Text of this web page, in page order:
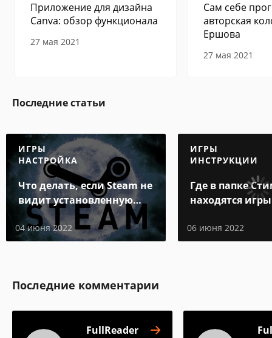
Приложение для дизайна
Canva: обзор функционала
27 мая 2021
Сам себе
авторская
Ершова
27 мая 2021
Последние статьи
ИГРЫ
НАСТРОЙКА
Что делать, если Steam не
видит установленную
игру
04 июня 2022
ИГРЫ
ИНСТРУКЦИИ
Где в папке
находятся игры
06 июня 2022
Последние комментарии
FullReader